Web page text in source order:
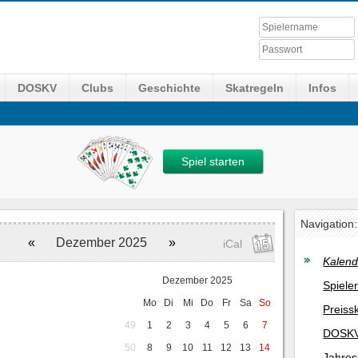
DOSKV Clubs Geschichte Skatregeln Infos
Spiel starten
« Dezember 2025 » iCal
Dezember 2025
Mo
Di Mi Do Fr Sa
So
49
1 2 3 4 5 6
7
50
8 9 10 11 12 13 14
Navigation: